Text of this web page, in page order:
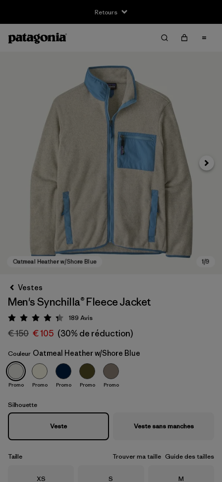
Retours
Oatmeal Heather w/Shore Blue
Vestes
Men's Synchilla® Fleece Jacket
Évaluation: 4.3 / 5
189 Avis
€ 150 € 105 (30% de réduction)
Couleur Oatmeal Heather w/Shore Blue
Promo Promo Promo Promo Promo
Silhouette
Veste Veste sans manches
Taille Trouver ma taille Guide des tailles
Taille
XS Taille
S Taille
M